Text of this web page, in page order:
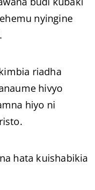
nyingine
riadha
hivyo
hiyo ni
hata kuishabikia